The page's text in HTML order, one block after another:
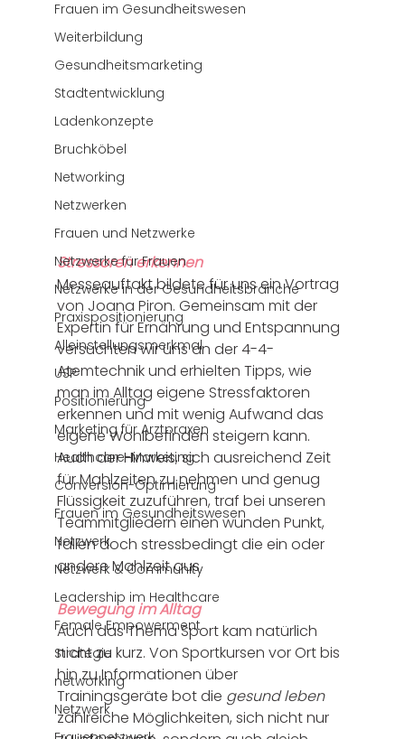
Frauen im Gesundheitswesen
Weiterbildung
Gesundheitsmarketing
Stadtentwicklung
Ladenkonzepte
Bruchköbel
Networking
Netzwerken
Frauen und Netzwerke
Netzwerke für Frauen
Netzwerke in der Gesundheitsbranche
Praxispositionierung
Alleinstellungsmerkmal
USP
Positionierung
Marketing für Arztpraxen
Healthcare-Marketing
Conversion-Optimierung
Frauen im Gesundheitswesen
Netzwerk
Netzwerk & Community
Leadership im Healthcare
Female Empowerment
Strategie
networking
Netzwerk
Stressoren erkennen
Messeauftakt bildete für uns ein Vortrag
von Joana Piron. Gemeinsam mit der
Expertin für Ernährung und Entspannung
versuchten wir uns an der 4-4-
Atemtechnik und erhielten Tipps, wie
man im Alltag eigene Stressfaktoren
erkennen und mit wenig Aufwand das
eigene Wohlbefinden steigern kann.
Auch der Hinweis, sich ausreichend Zeit
für Mahlzeiten zu nehmen und genug
Flüssigkeit zuzuführen, traf bei unseren
Teammitgliedern einen wunden Punkt,
fallen doch stressbedingt die ein oder
andere Mahlzeit aus.
Bewegung im Alltag
Auch das Thema Sport kam natürlich
nicht zu kurz. Von Sportkursen vor Ort bis
hin zu Informationen über
Trainingsgeräte bot die gesund leben
zahlreiche Möglichkeiten, sich nicht nur